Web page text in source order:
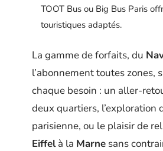
TOOT Bus ou Big Bus Paris
touristiques adaptés.
La gamme de forfaits, du
l’abonnement toutes zones,
chaque besoin : un aller-
deux quartiers, l’exploration
parisienne, ou le plaisir de
Eiffelà la Marne sans